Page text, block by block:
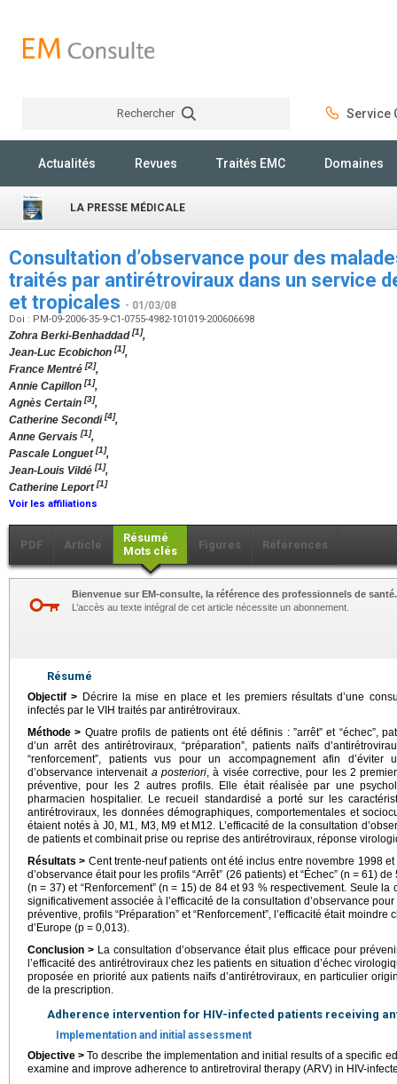
Rechercher Service
Actualités Revues Traités EMC Domaines
LA PRESSE MÉDICALE
Consultation d’observance pour des
traités par antirétroviraux dans un service
et tropicales - 01/03/08
Doi : PM-09-2006-35-9-C1-0755-4982-101019-200606698
Zohra Berki-Benhaddad[1],
Jean-Luc Ecobichon [1],
France Mentré [2],
Annie Capillon [1],
Agnès Certain [3],
Catherine Secondi[4],
Anne Gervais [1],
Pascale Longuet[1],
Jean-Louis Vildé [1],
Catherine Leport[1]
Voir les affiliations
PDF Article
Résumé
Mots clés
Figures Références
Bienvenue sur EM-consulte, la référence des professionnels de santé.
L’accès au texte intégral de cet article nécessite un abonnement.
Résumé
Objectif > Décrire la mise en place et les premiers résultats d’une
infectés par le VIH traités par antirétroviraux.
Méthode > Quatre profils de patients ont été définis : ”arrêt” et “échec”,
d’un arrêt des antirétroviraux, “préparation”, patients naïfs
“renforcement”, patients vus pour un accompagnement afin
d’observance intervenait a posteriori, à visée corrective, pour les 2
préventive, pour les 2 autres profils. Elle était réalisée par une
pharmacien hospitalier. Le recueil standardisé a porté sur les
antirétroviraux, les données démographiques, comportementales et
étaient notés à J0, M1, M3, M9 et M12. L’efficacité de la consultation
de patients et combinait prise ou reprise des antirétroviraux, réponse
Résultats > Cent trente-neuf patients ont été inclus entre novembre 1998
d’observance était pour les profils “Arrêt” (26 patients) et “Échec” (n = 61)
(n = 37) et “Renforcement” (n = 15) de 84 et 93 % respectivement. Seule
significativement associée à l’efficacité de la consultation d’observance
préventive, profils “Préparation” et “Renforcement”, l’efficacité était
d’Europe (p = 0,013).
Conclusion > La consultation d’observance était plus efficace pour
l’efficacité des antirétroviraux chez les patients en situation d’échec
proposée en priorité aux patients naïfs d’antirétroviraux, en particulier
de la prescription.
Adherence intervention for HIV-infected patients receiving
Implementation and initial assessment
Objective > To describe the implementation and initial results of a specific
examine and improve adherence to antiretroviral therapy (ARV) in HIV-